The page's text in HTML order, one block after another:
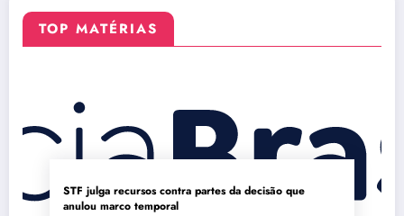
TOP MATÉRIAS
STF julga recursos contra partes da decisão que
anulou marco temporal